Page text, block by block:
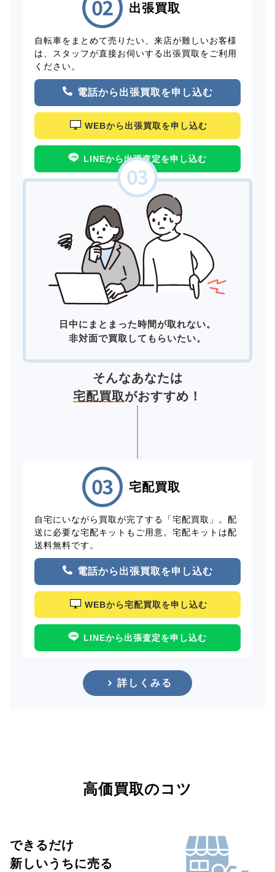
出張買取
自転車をまとめて売りたい、来店が難しいお客様
は、スタッフが直接お伺いする出張買取をご利用
ください。
電話から出張買取を申し込む
WEBから出張買取を申し込む
LINEから出張査定を申し込む
日中にまとまった時間が取れない。
非対面で買取してもらいたい。
そんなあなたは
宅配買取がおすすめ！
宅配買取
自宅にいながら買取が完了する「宅配買取」。配
送に必要な宅配キットもご用意。宅配キットは配
送料無料です。
電話から出張買取を申し込む
WEBから宅配買取を申し込む
LINEから出張査定を申し込む
詳しくみる
高価買取のコツ
できるだけ
新しいうちに売る